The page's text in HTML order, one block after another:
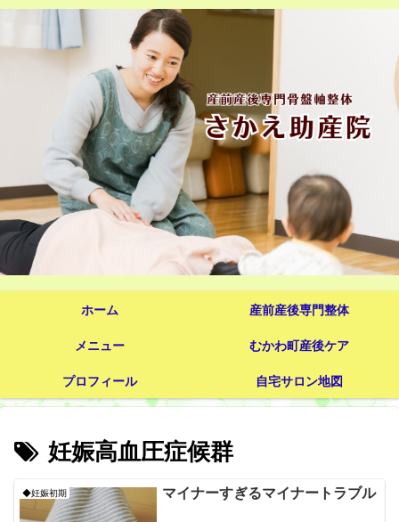
ホーム
産前産後専門整体
メニュー
むかわ町産後ケア
プロフィール
自宅サロン地図
妊娠高血圧症候群
◆妊娠初期 マイナーすぎるマイナートラブル